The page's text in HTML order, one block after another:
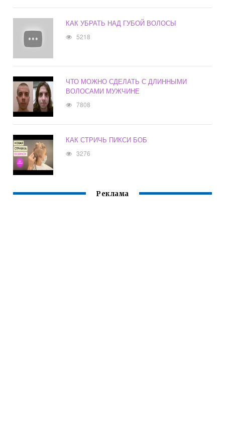
КАК УБРАТЬ НАД ГУБОЙ ВОЛОСЫ
5218
ЧТО МОЖНО СДЕЛАТЬ С ДЛИННЫМИ
ВОЛОСАМИ МУЖЧИНЕ
7808
КАК СТРИЧЬ ПИКСИ БОБ
3276
Реклама